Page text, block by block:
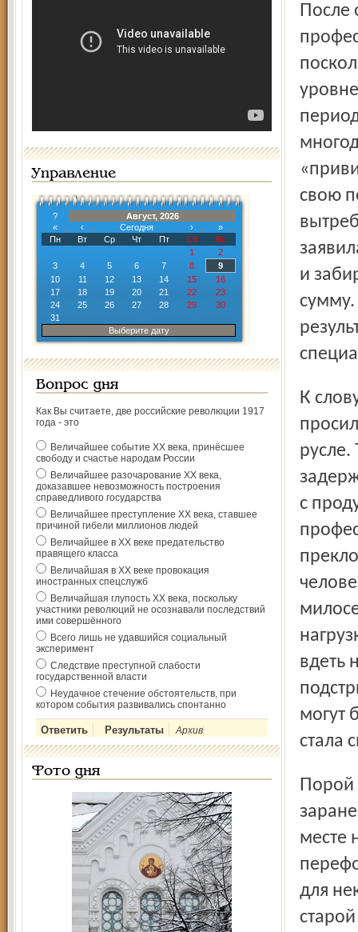
Управление
?
Август, 2026
«
‹ Сегодня ›
»
Пн
Вт Ср Чт Пт Сб
Вс
1
2
3
4 5 6 7 8
9
10
11 12 13 14 15
16
17
18 19 20 21 22
23
24
25 26 27 28 29
30
31
Выберите дату
Вопрос дня
Как Вы считаете, две российские революции 1917
года - это
Величайшее событие ХХ века, принёсшее
свободу и счастье народам России
Величайшее разочарование ХХ века,
доказавшее невозможность построения
справедливого государства
Величайшее преступление ХХ века, ставшее
причиной гибели миллионов людей
Величайшее в ХХ веке предательство
правящего класса
Величайшая в ХХ веке провокация
иностранных спецслужб
Величайшая глупость ХХ века, поскольку
участники революций не осознавали последствий
ими совершённого
Всего лишь не удавшийся социальный
эксперимент
Следствие преступной слабости
государственной власти
Неудачное стечение обстоятельств, при
котором события развивались спонтанно
Архив
Фото дня
После окончания педагогического института (по
свою
и
К слову сказать, некоторое время спустя директриса
русле.
с
вдеть
могут
стала
Порой доходит до того, что на время отпуска некоторые
месте
для